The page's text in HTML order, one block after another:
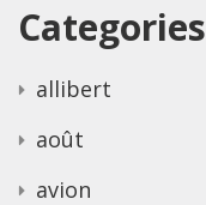
Categories
allibert
août
avion